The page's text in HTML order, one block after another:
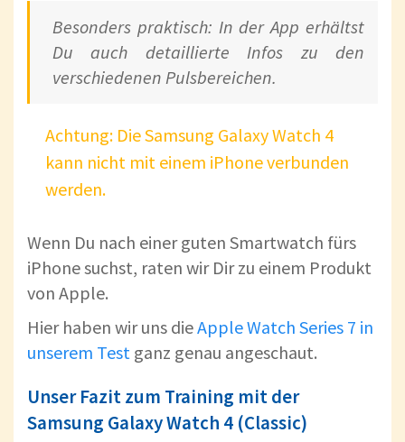
Besonders praktisch: In der App erhältst
Du auch detaillierte Infos zu den
verschiedenen Pulsbereichen.
Achtung: Die Samsung Galaxy Watch 4
kann nicht mit einem iPhone verbunden
werden.
Wenn Du nach einer guten Smartwatch fürs
iPhone suchst, raten wir Dir zu einem Produkt
von Apple.
Hier haben wir uns dieApple Watch Series 7 in
unserem Test ganz genau angeschaut.
Unser Fazit zum Training mit der
Samsung Galaxy Watch 4 (Classic)